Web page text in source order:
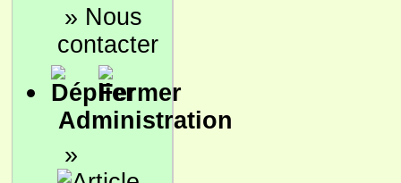
» Nous
contacter
Administration
»